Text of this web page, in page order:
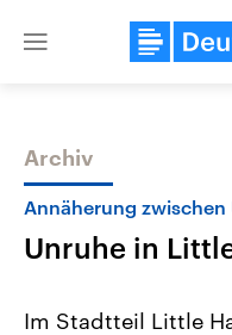
Close
Themen
Archiv
Annäherung zwischen
Unruhe in
Im Stadtteil Little